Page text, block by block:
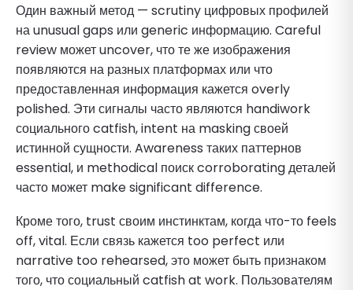
Один важный метод — scrutiny цифровых профилей
на unusual gaps или generic информацию. Careful
review может uncover, что те же изображения
появляются на разных платформах или что
предоставленная информация кажется overly
polished. Эти сигналы часто являются handiwork
социального catfish, intent на masking своей
истинной сущности. Awareness таких паттернов
essential, и methodical поиск corroborating деталей
часто может make significant difference.
Кроме того, trust своим инстинктам, когда что-то feels
off, vital. Если связь кажется too perfect или
narrative too rehearsed, это может быть признаком
того, что социальный catfish at work. Пользователям